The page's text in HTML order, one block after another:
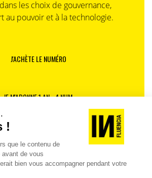
les choix de gouvernance,
au pouvoir et à la technologie.
J'ACHÈTE LE NUMÉRO
JE M'ABONNE 1 AN - 4 NUM.
LES NUMÉROS PRÉCÉDENTS
:je consulte la revue en